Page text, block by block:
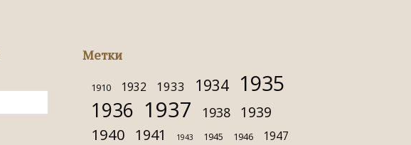
Метки
1910 1932 1933 1934 1935
1936 1937 1938 1939
1940 1941 1943 1945 1946 1947